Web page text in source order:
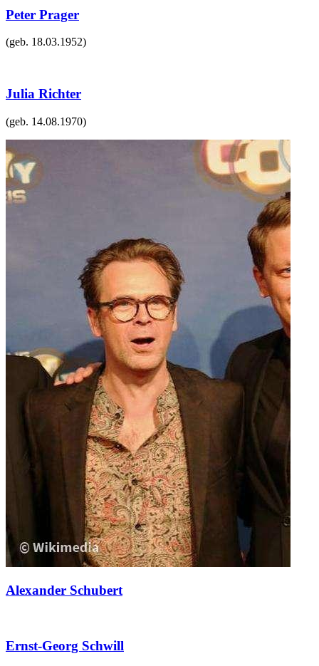
Peter Prager
(geb. 18.03.1952)
Julia Richter
(geb. 14.08.1970)
Alexander Schubert
Ernst-Georg Schwill